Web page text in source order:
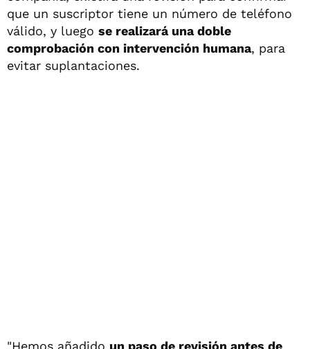
que un suscriptor tiene un número de teléfono
válido, y luego se realizará una doble
comprobación con intervención humana, para
evitar suplantaciones.
"Hemos añadido un paso de revisión antes de